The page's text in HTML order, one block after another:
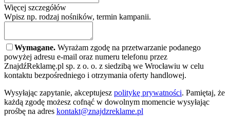
Więcej szczegółów
Wpisz np. rodzaj nośników, termin kampanii.
Wymagane. Wyrażam zgodę na przetwarzanie podanego
powyżej adresu e-mail oraz numeru telefonu przez
ZnajdźReklamę.pl sp. z o. o. z siedzibą we Wrocławiu w celu
kontaktu bezpośredniego i otrzymania oferty handlowej.
Wysyłając zapytanie, akceptujesz politykę prywatności. Pamiętaj, że
każdą zgodę możesz cofnąć w dowolnym momencie wysyłając
prośbę na adres kontakt@znajdzreklame.pl